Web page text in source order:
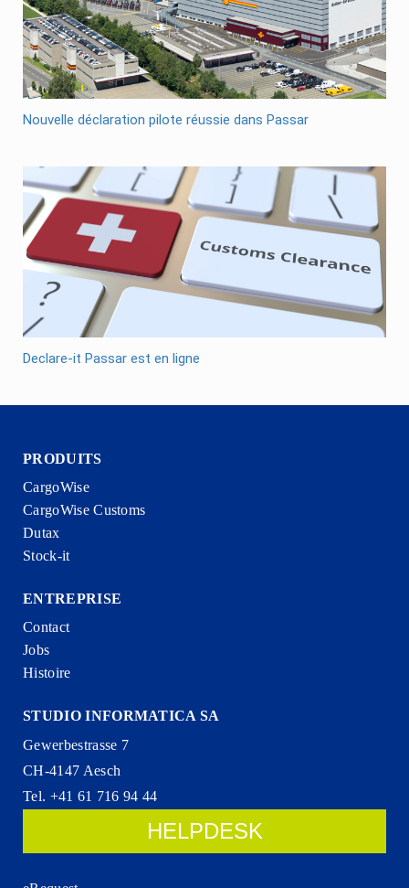
Nouvelle déclaration pilote réussie dans Passar
Declare-it Passar est en ligne
PRODUITS
CargoWise
CargoWise Customs
Dutax
Stock-it
ENTREPRISE
Contact
Jobs
Histoire
STUDIO INFORMATICA SA
Gewerbestrasse 7
CH-4147 Aesch
Tel. +41 61 716 94 44
HELPDESK